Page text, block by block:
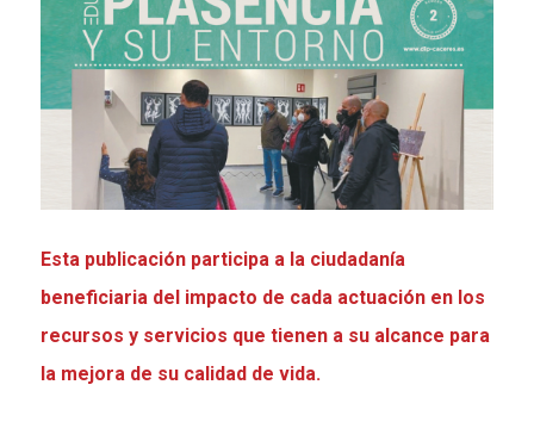
Esta publicación participa a la ciudadanía
beneficiaria del impacto de cada actuación en los
recursos y servicios que tienen a su alcance para
la mejora de su calidad de vida.